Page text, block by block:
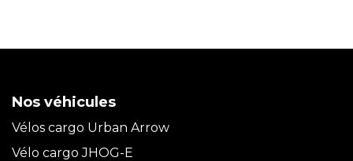
Nos véhicules
Vélos cargo Urban Arrow
Vélo cargo JHOG-E